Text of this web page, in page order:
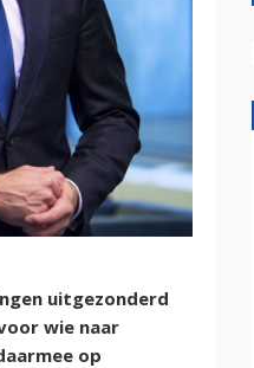
uitgezonderd
wie naar
op